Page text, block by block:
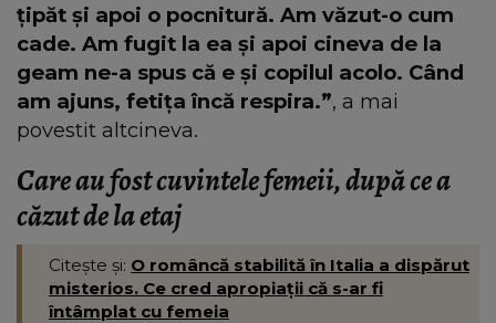
țipăt și apoi o pocnitură. Am văzut-o cum
cade. Am fugit la ea și apoi cineva de la
geam ne-a spus că e și copilul acolo. Când
am ajuns, fetița încă respira.”, a mai
povestit altcineva.
Care au fost cuvintele femeii, după ce a
căzut de la etaj
Citește și: O româncă stabilită în Italia a dispărut
misterios. Ce cred apropiații că s-ar fi
întâmplat cu femeia